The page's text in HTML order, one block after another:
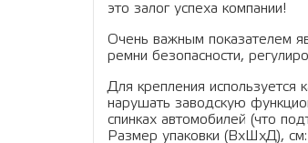
это залог успеха компании!
Очень важным показателем
ремни безопасности,
Для крепления используется
нарушать заводскую
спинках автомобилей (что
Размер упаковки (ВхШхД),